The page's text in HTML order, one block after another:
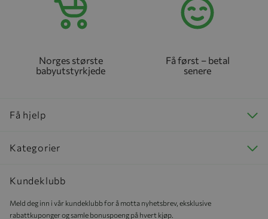
Norges største
babyutstyrkjede
Få først – betal
senere
Få hjelp
Kategorier
Kundeklubb
Meld deg inn i vår kundeklubb for å motta nyhetsbrev, eksklusive
rabattkuponger og samle bonuspoeng på hvert kjøp.